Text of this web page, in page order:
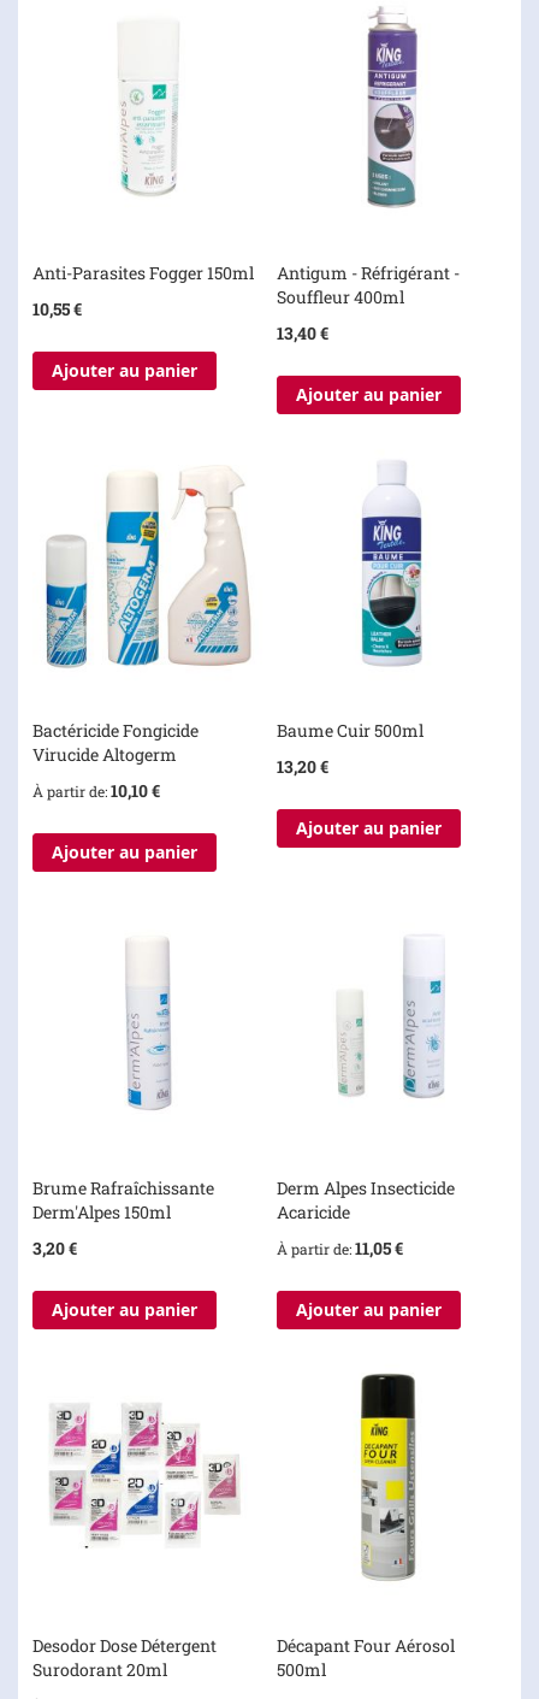
Anti-Parasites Fogger 150ml
10,55 €
Ajouter au panier
Antigum - Réfrigérant -
Souffleur 400ml
13,40 €
Ajouter au panier
Bactéricide Fongicide
Virucide Altogerm
À partir de 10,10 €
Ajouter au panier
Baume Cuir 500ml
13,20 €
Ajouter au panier
Brume Rafraîchissante
Derm'Alpes 150ml
3,20 €
Ajouter au panier
Derm Alpes Insecticide
Acaricide
À partir de 11,05 €
Ajouter au panier
Desodor Dose Détergent
Surodorant 20ml
Décapant Four Aérosol
500ml